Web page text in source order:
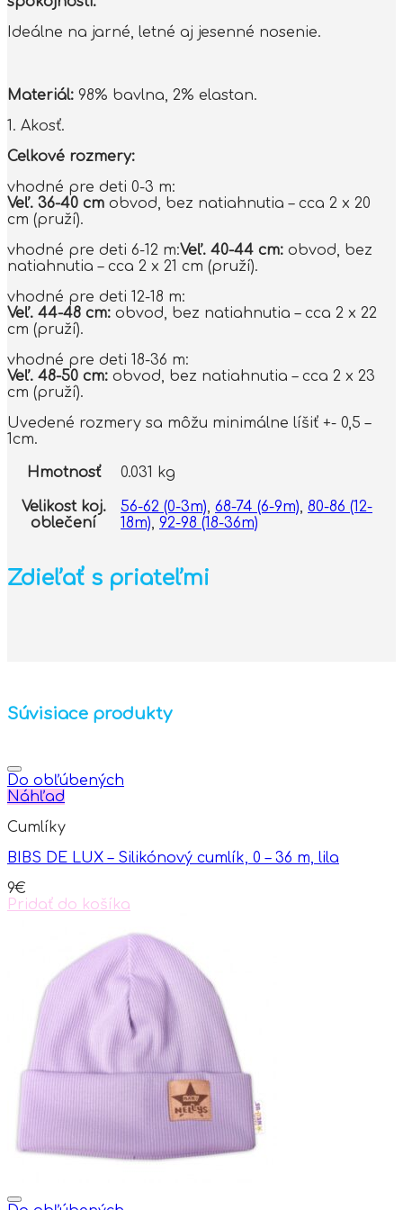
Ideálne na jarné, letné aj jesenné nosenie.
Materiál: 98% bavlna, 2% elastan.
1. Akosť.
Celkové rozmery:
vhodné pre deti 0-3 m:
Veľ. 36-40 cm obvod, bez natiahnutia – cca 2 x 20
cm (pruží).
vhodné pre deti 6-12 m:Veľ. 40-44 cm: obvod, bez
natiahnutia – cca 2 x 21 cm (pruží).
vhodné pre deti 12-18 m:
Veľ. 44-48 cm: obvod, bez natiahnutia – cca 2 x 22
cm (pruží).
vhodné pre deti 18-36 m:
Veľ. 48-50 cm: obvod, bez natiahnutia – cca 2 x 23
cm (pruží).
Uvedené rozmery sa môžu minimálne líšiť +- 0,5 –
1cm.
Hmotnosť 0.031 kg
Velikost koj.
oblečení
56-62 (0-3m), 68-74 (6-9m), 80-86 (12-
18m), 92-98 (18-36m)
Zdieľať s priateľmi
Súvisiace produkty
Do obľúbených
Náhľad
Cumlíky
BIBS DE LUX – Silikónový cumlík, 0 – 36 m, lila
9€
Pridať do košíka